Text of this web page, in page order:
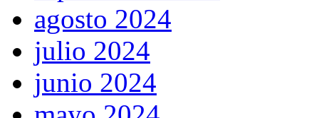
agosto 2024
julio 2024
junio 2024